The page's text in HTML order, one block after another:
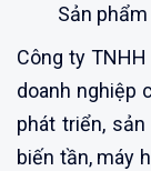
Sản
Công ty
doanh nghiệp
phát triển,
biến tần, máy